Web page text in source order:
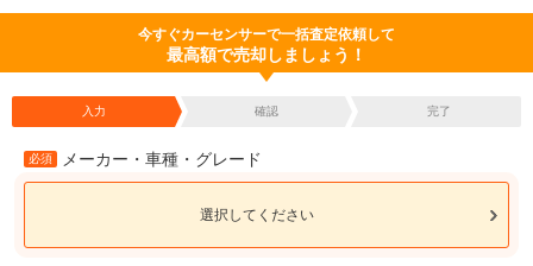
今すぐカーセンサーで一括査定依頼して
最高額で売却しましょう！
入力 確認 完了
必須 メーカー・車種・グレード
選択してください